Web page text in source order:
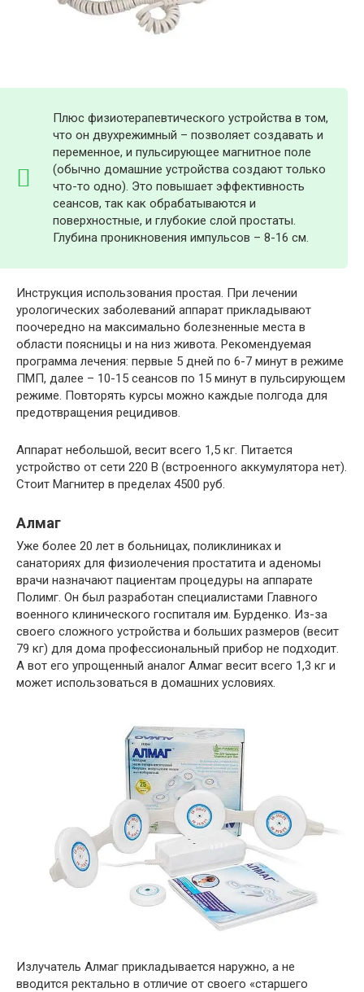
Плюс физиотерапевтического устройства в том,
что он двухрежимный – позволяет создавать и
переменное, и пульсирующее магнитное поле
(обычно домашние устройства создают только
что-то одно). Это повышает эффективность
сеансов, так как обрабатываются и
поверхностные, и глубокие слой простаты.
Глубина проникновения импульсов – 8-16 см.
Инструкция использования простая. При лечении
урологических заболеваний аппарат прикладывают
поочередно на максимально болезненные места в
области поясницы и на низ живота. Рекомендуемая
программа лечения: первые 5 дней по 6-7 минут в режиме
ПМП, далее – 10-15 сеансов по 15 минут в пульсирующем
режиме. Повторять курсы можно каждые полгода для
предотвращения рецидивов.
Аппарат небольшой, весит всего 1,5 кг. Питается
устройство от сети 220 В (встроенного аккумулятора нет).
Стоит Магнитер в пределах 4500 руб.
Алмаг
Уже более 20 лет в больницах, поликлиниках и
санаториях для физиолечения простатита и аденомы
врачи назначают пациентам процедуры на аппарате
Полимг. Он был разработан специалистами Главного
военного клинического госпиталя им. Бурденко. Из-за
своего сложного устройства и больших размеров (весит
79 кг) для дома профессиональный прибор не подходит.
А вот его упрощенный аналог Алмаг весит всего 1,3 кг и
может использоваться в домашних условиях.
Излучатель Алмаг прикладывается наружно, а не
вводится ректально в отличие от своего «старшего